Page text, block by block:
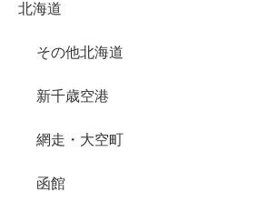
北海道
その他北海道
新千歳空港
網走・大空町
函館